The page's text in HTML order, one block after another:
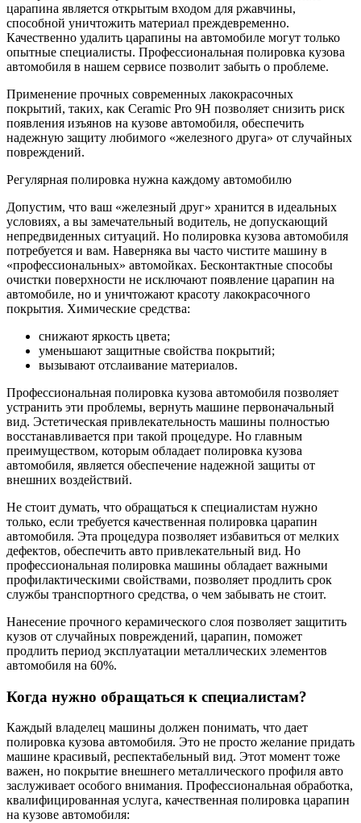
царапина является открытым входом для ржавчины,
способной уничтожить материал преждевременно.
Качественно удалить царапины на автомобиле могут только
опытные специалисты. Профессиональная полировка кузова
автомобиля в нашем сервисе позволит забыть о проблеме.
Применение прочных современных лакокрасочных
покрытий, таких, как Ceramic Pro 9H позволяет снизить риск
появления изъянов на кузове автомобиля, обеспечить
надежную защиту любимого «железного друга» от случайных
повреждений.
Регулярная полировка нужна каждому автомобилю
Допустим, что ваш «железный друг» хранится в идеальных
условиях, а вы замечательный водитель, не допускающий
непредвиденных ситуаций. Но полировка кузова автомобиля
потребуется и вам. Наверняка вы часто чистите машину в
«профессиональных» автомойках. Бесконтактные способы
очистки поверхности не исключают появление царапин на
автомобиле, но и уничтожают красоту лакокрасочного
покрытия. Химические средства:
снижают яркость цвета;
уменьшают защитные свойства покрытий;
вызывают отслаивание материалов.
Профессиональная полировка кузова автомобиля позволяет
устранить эти проблемы, вернуть машине первоначальный
вид. Эстетическая привлекательность машины полностью
восстанавливается при такой процедуре. Но главным
преимуществом, которым обладает полировка кузова
автомобиля, является обеспечение надежной защиты от
внешних воздействий.
Не стоит думать, что обращаться к специалистам нужно
только, если требуется качественная полировка царапин
автомобиля. Эта процедура позволяет избавиться от мелких
дефектов, обеспечить авто привлекательный вид. Но
профессиональная полировка машины обладает важными
профилактическими свойствами, позволяет продлить срок
службы транспортного средства, о чем забывать не стоит.
Нанесение прочного керамического слоя позволяет защитить
кузов от случайных повреждений, царапин, поможет
продлить период эксплуатации металлических элементов
автомобиля на 60%.
Когда нужно обращаться к специалистам?
Каждый владелец машины должен понимать, что дает
полировка кузова автомобиля. Это не просто желание придать
машине красивый, респектабельный вид. Этот момент тоже
важен, но покрытие внешнего металлического профиля авто
заслуживает особого внимания. Профессиональная обработка,
квалифицированная услуга, качественная полировка царапин
на кузове автомобиля: